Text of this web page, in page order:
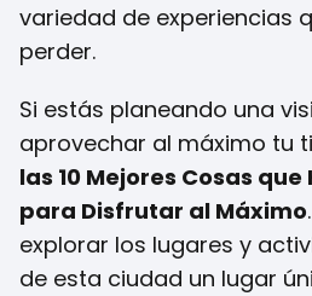
variedad de experiencias
perder.
Si estás planeando una
aprovechar al máximo tu
las 10 Mejores Cosas
para Disfrutar al Máximo
explorar los lugares y
de esta ciudad un lugar